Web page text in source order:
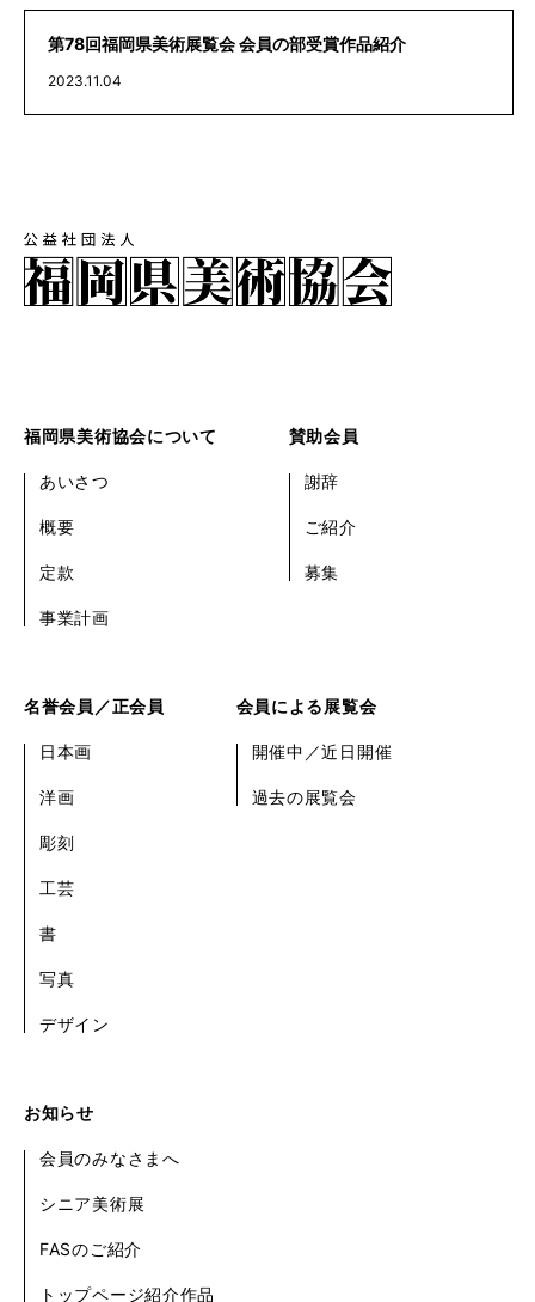
第78回福岡県美術展覧会 会員の部受賞作品紹介
2023.11.04
福岡県美術協会について
あいさつ
概要
定款
事業計画
賛助会員
謝辞
ご紹介
募集
名誉会員／正会員
日本画
洋画
彫刻
工芸
書
写真
デザイン
会員による展覧会
開催中／近日開催
過去の展覧会
お知らせ
会員のみなさまへ
シニア美術展
FASのご紹介
トップページ紹介作品